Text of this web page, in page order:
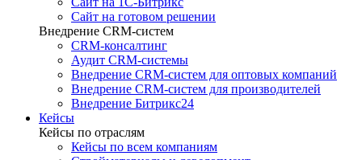
Сайт на готовом решении
Внедрение CRM-систем
CRM-консалтинг
Аудит CRM-системы
Внедрение CRM-систем для оптовых компаний
Внедрение CRM-систем для производителей
Внедрение Битрикс24
Кейсы
Кейсы по отраслям
Кейсы по всем компаниям